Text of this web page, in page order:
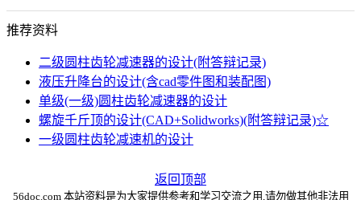
推荐资料
二级圆柱齿轮减速器的设计(附答辩记录)
液压升降台的设计(含cad零件图和装配图)
单级(一级)圆柱齿轮减速器的设计
螺旋千斤顶的设计(CAD+Solidworks)(附答辩记录)☆
一级圆柱齿轮减速机的设计
返回顶部
56doc.com 本站资料是为大家提供参考和学习交流之用,请勿做其他非法用